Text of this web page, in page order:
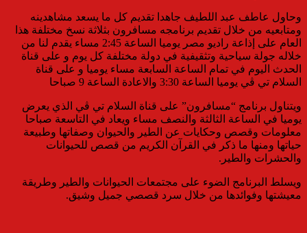
وحاول عاطف عبد اللطيف جاهدا تقديم كل ما يسعد مشاهدينه
ومتابعيه من خلال تقديم برنامجه مسافرون بثلاثة نسخ مختلفة هذا
العام على إذاعة راديو مصر يوميا الساعة 2:45 مساء يقدم لنا من
خلاله جولة سياحية وتثقيفية في دولة مختلفة كل يوم و على قناة
الحدث اليوم في تمام الساعة السابعة مساء يوميا و على قناة
السلام تي ڤي يوميا الساعة 3:30 والاعادة الساعة 9 صباحا
ويتناول برنامج “مسافرون” على قناة السلام تي ڤي الذي يعرض
يوميا في الساعة الثالثة والنصف مساء ويعاد في التاسعة صباحا
معلومات وقصص وحكايات عن الطير والحيوان وصفاتها وطبيعة
حياتها ومنها ما ذكر في القرآن الكريم من قصص للحيوانات
والحشرات والطير.
ويسلط البرنامج الضوء على مجتمعات الحيوانات والطير وطريقة
معيشتها وفوائدها من خلال سرد قصصي جميل وشيق.